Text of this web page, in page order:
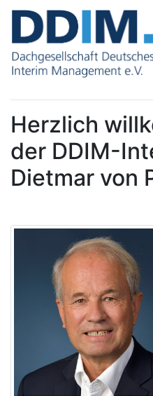
Herzlich
der DDIM-
Dietmar von